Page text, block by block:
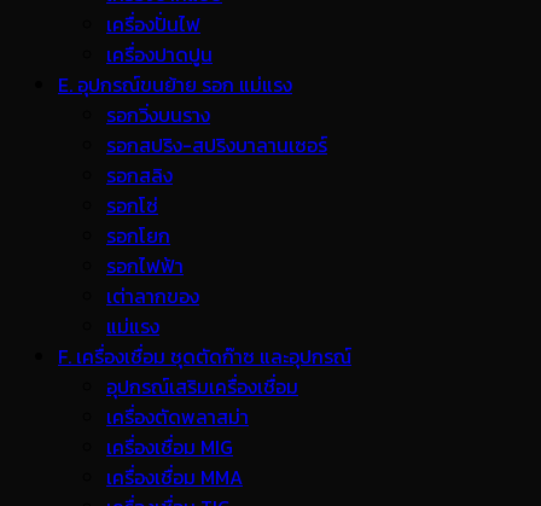
เครื่องปั่นไฟ
เครื่องปาดปูน
E. อุปกรณ์ขนย้าย รอก แม่แรง
รอกวิ่งบนราง
รอกสปริง-สปริงบาลานเซอร์
รอกสลิง
รอกโซ่
รอกโยก
รอกไฟฟ้า
เต่าลากของ
แม่แรง
F. เครื่องเชื่อม ชุดตัดก๊าซ และอุปกรณ์
อุปกรณ์เสริมเครื่องเชื่อม
เครื่องตัดพลาสม่า
เครื่องเชื่อม MIG
เครื่องเชื่อม MMA